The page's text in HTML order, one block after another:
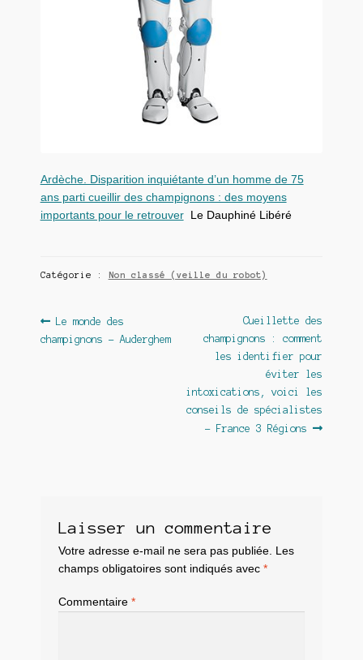
Ardèche. Disparition inquiétante d’un homme de 75
ans parti cueillir des champignons : des moyens
importants pour le retrouverLe Dauphiné Libéré
Catégorie : Non classé (veille du robot)
Navigation
de
Article
précédent :
Le monde des
champignons – Auderghem
Article
suivant :
Cueillette des
champignons : comment
les identifier pour
éviter les
intoxications, voici les
conseils de spécialistes
– France 3 Régions
Laisser un commentaire
Votre adresse e-mail ne sera pas publiée. Les
champs obligatoires sont indiqués avec *
Commentaire *